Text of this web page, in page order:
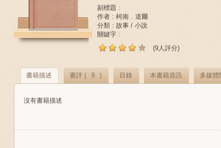
副標題 :
作者 : 柯南﹒道爾
分類 : 故事 / 小說
關鍵字 :
(9人評分)
書籍描述 書評 ( 9 ) 目錄 本書籍資訊 多媒體
沒有書籍描述